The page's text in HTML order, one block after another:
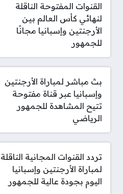
القنوات المفتوحة الناقلة
لنهائي كأس العالم بين
الأرجنتين وإسبانيا مجانًا
للجمهور
بث مباشر لمباراة الأرجنتين
وإسبانيا عبر قناة مفتوحة
تتيح المشاهدة للجمهور
الرياضي
تردد القنوات المجانية الناقلة
لمباراة الأرجنتين وإسبانيا
اليوم بجودة عالية للجمهور